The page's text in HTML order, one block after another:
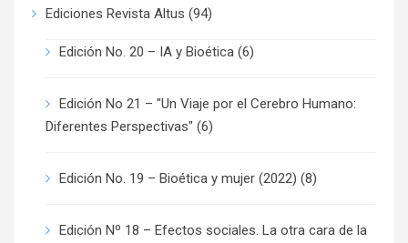
Ediciones Revista Altus (94)
Edición No. 20 – IA y Bioética (6)
Edición No 21 – "Un Viaje por el Cerebro Humano:
Diferentes Perspectivas" (6)
Edición No. 19 – Bioética y mujer (2022) (8)
Edición Nº 18 – Efectos sociales. La otra cara de la